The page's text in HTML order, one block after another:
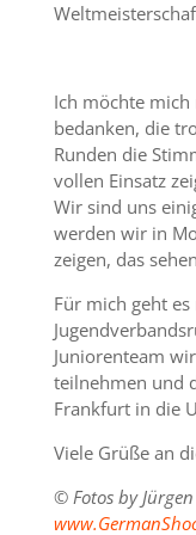
Ich möchte
bedanken, die
Runden die
vollen Einsatz
Wir sind uns
werden wir in
zeigen, das
Für mich geht
Juniorenteam
teilnehmen und
Frankfurt in die
Viele Grüße an
© Fotos by Jürgen